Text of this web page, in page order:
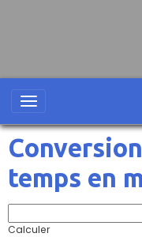
temps en
Calculer